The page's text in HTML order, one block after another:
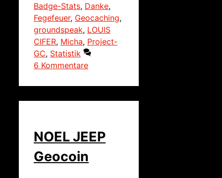
Badge-Stats, Danke,
Fegefeuer, Geocaching,
groundspeak, LOUIS
CIFER, Micha, Project-
GC, Statistik
6 Kommentare
NOEL JEEP
Geocoin